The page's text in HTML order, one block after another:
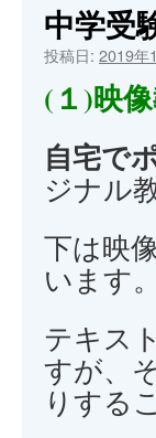
中学受
投稿日: 2019年
(１)映
自宅で
ジナル
下は映
います。
テキス
すが、
りする